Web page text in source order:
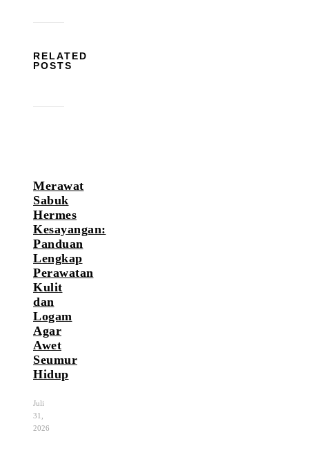
RELATED
POSTS
Merawat
Sabuk
Hermes
Kesayangan:
Panduan
Lengkap
Perawatan
Kulit
dan
Logam
Agar
Awet
Seumur
Hidup
Juli
31,
2026